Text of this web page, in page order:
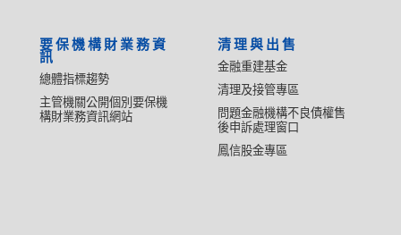
要保機構財業務資
訊
總體指標趨勢
主管機關公開個別要保機
構財業務資訊網站
清理與出售
金融重建基金
清理及接管專區
問題金融機構不良債權售
後申訴處理窗口
鳳信股金專區